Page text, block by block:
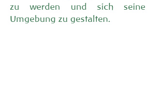
zu werden und sich seine
Umgebung zu gestalten.